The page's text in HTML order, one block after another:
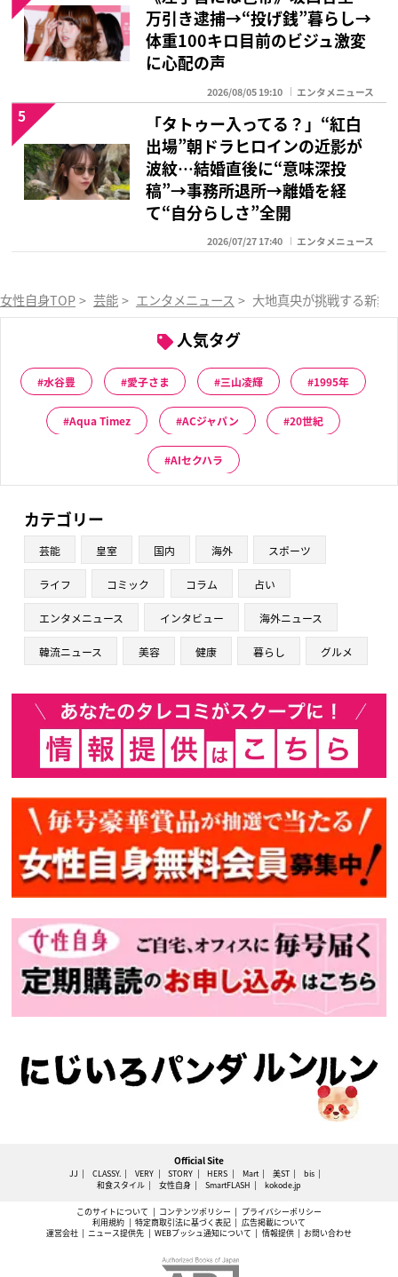
万引き逮捕→“投げ銭”暮らし→
体重100キロ目前のビジュ激変
に心配の声
2026/08/05 19:10 エンタメニュース
「タトゥー入ってる？」“紅白
出場”朝ドラヒロインの近影が
波紋…結婚直後に“意味深投
稿”→事務所退所→離婚を経
て“自分らしさ”全開
2026/07/27 17:40 エンタメニュース
5
女性自身TOP > 芸能 > エンタメニュース > 大地真央が挑戦する新舞
人気タグ
水谷豊 愛子さま 三山凌輝 1995年
Aqua Timez ACジャパン 20世紀
AIセクハラ
カテゴリー
芸能 皇室 国内 海外 スポーツ
ライフ コミック コラム 占い
エンタメニュース インタビュー 海外ニュース
韓流ニュース 美容 健康 暮らし グルメ
Official Site
JJ CLASSY. VERY STORY HERS Mart 美ST
bis
和食スタイル
女性自身 SmartFLASH kokode.jp
このサイトについて コンテンツポリシー
プライバシーポリシー
利用規約
特定商取引法に基づく表記
広告掲載について
運営会社
ニュース提供先 WEBプッシュ通知について 情報提供 お問い合わせ